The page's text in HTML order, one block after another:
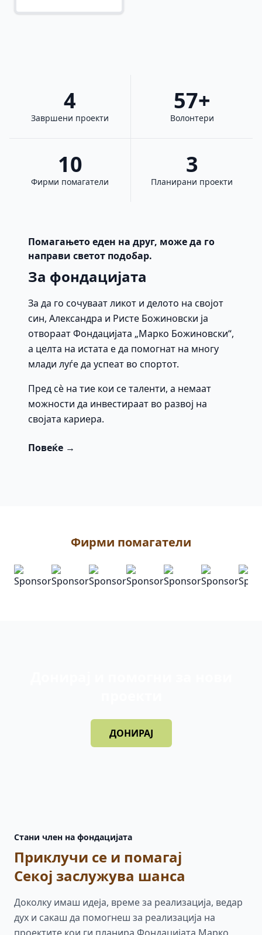
4
Завршени проекти
57+
Волонтери
10
Фирми помагатели
3
Планирани проекти
Помагањето еден на друг, може да го
направи светот подобар.
За фондацијата
За да го сочуваат ликот и делото на својот
син, Александра и Ристе Божиновски ја
отвораат Фондацијата „Марко Божиновски“,
а целта на истата е да помогнат на многу
млади луѓе да успеат во спортот.
Пред сè на тие кои се таленти, а немаат
можности да инвестираат во развој на
својата кариера.
Повеќе →
Фирми помагатели
ДОНИРАЈ
Стани член на фондацијата
Приклучи се и помагај
Секој заслужува шанса
Доколку имаш идеја, време за реализација, ведар
дух и сакаш да помогнеш за реализација на